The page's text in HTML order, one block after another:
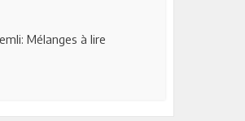
Mélanges à lire